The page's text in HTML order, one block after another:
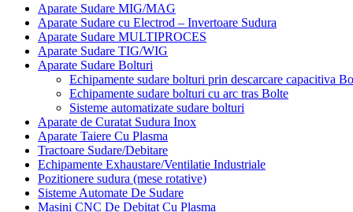
Aparate Sudare MIG/MAG
Aparate Sudare cu Electrod – Invertoare Sudura
Aparate Sudare MULTIPROCES
Aparate Sudare TIG/WIG
Aparate Sudare Bolturi
Echipamente sudare bolturi prin descarcare capacitiva
Echipamente sudare bolturi cu arc tras Bolte
Sisteme automatizate sudare bolturi
Aparate de Curatat Sudura Inox
Aparate Taiere Cu Plasma
Tractoare Sudare/Debitare
Echipamente Exhaustare/Ventilatie Industriale
Pozitionere sudura (mese rotative)
Sisteme Automate De Sudare
Masini CNC De Debitat Cu Plasma